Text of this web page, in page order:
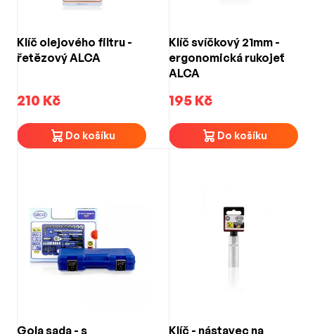
Klíč olejového filtru -
řetězový ALCA
210 Kč
Do košíku
Klíč svíčkový 21mm -
ergonomická rukojeť
ALCA
195 Kč
Do košíku
Gola sada - s Klíč - nástavec na